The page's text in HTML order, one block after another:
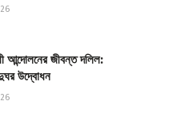
আন্দোলনের জীবন্ত দলিল:
উদ্বোধন